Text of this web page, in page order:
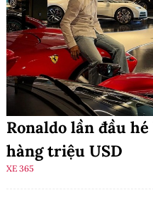
Ronaldo lần đầu
hàng triệu USD
XE 365